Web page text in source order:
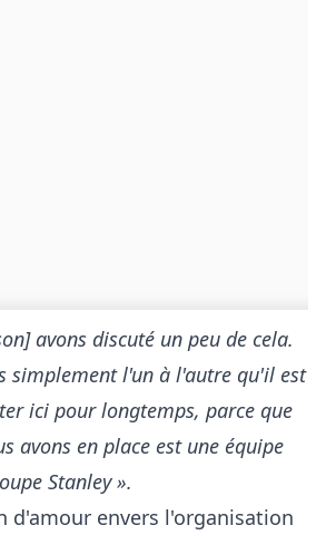
avons discuté un peu de cela.
simplement l'un à l'autre qu'il est
ici pour longtemps, parce que
avons en place est une équipe
Stanley ».
d'amour envers l'organisation